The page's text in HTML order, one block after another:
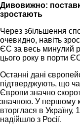
Дивовижно:
зростають
Через збільшення
очевидно, навіть
ЄС за весь минулий
цього року в порти
Останні дані
підтверджують, що
Європи значно
значною. У першому
вторглася в
надійшло з Росії.